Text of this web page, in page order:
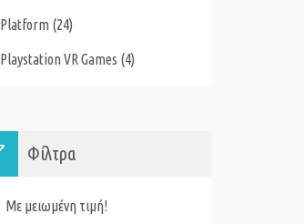
Platform (24)
Playstation VR Games (4)
Φίλτρα
Με μειωμένη τιμή!